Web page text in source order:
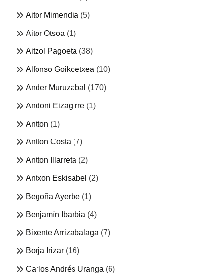
Aitor Mimendia (5)
Aitor Otsoa (1)
Aitzol Pagoeta (38)
Alfonso Goikoetxea (10)
Ander Muruzabal (170)
Andoni Eizagirre (1)
Antton (1)
Antton Costa (7)
Antton Illarreta (2)
Antxon Eskisabel (2)
Begoña Ayerbe (1)
Benjamín Ibarbia (4)
Bixente Arrizabalaga (7)
Borja Irizar (16)
Carlos Andrés Uranga (6)